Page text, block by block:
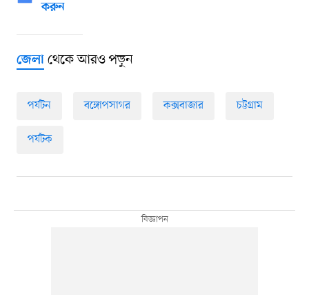
করুন
জেলাথেকে আরও পড়ুন
পর্যটন বঙ্গোপসাগর কক্সবাজার চট্টগ্রাম
পর্যটক